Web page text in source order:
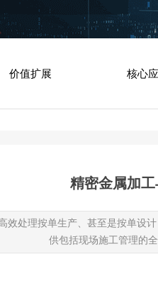
价值扩展 核心
精密金属加
效处理按单生产、甚至是按单设
供包括现场施工管理的